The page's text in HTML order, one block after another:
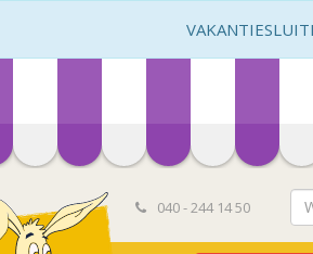
040 - 244 14 50